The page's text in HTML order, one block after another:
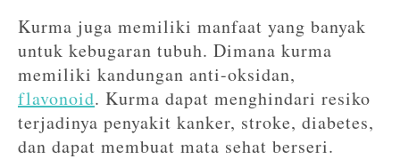
Kurma juga memiliki manfaat yang banyak
untuk kebugaran tubuh. Dimana kurma
memiliki kandungan anti-oksidan,
flavonoid. Kurma dapat menghindari resiko
terjadinya penyakit kanker, stroke, diabetes,
dan dapat membuat mata sehat berseri.